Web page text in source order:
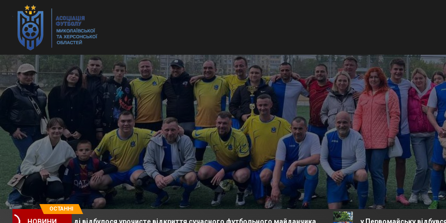
ОСТАННІ
громаді відбулося урочисте відкриття сучасного футбольного майданчика. у Первомайську відбувся турнір з